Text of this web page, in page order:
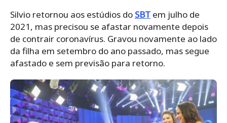
Silvio retornou aos estúdios do SBT em julho de
2021, mas precisou se afastar novamente depois
de contrair coronavírus. Gravou novamente ao lado
da filha em setembro do ano passado, mas segue
afastado e sem previsão para retorno.